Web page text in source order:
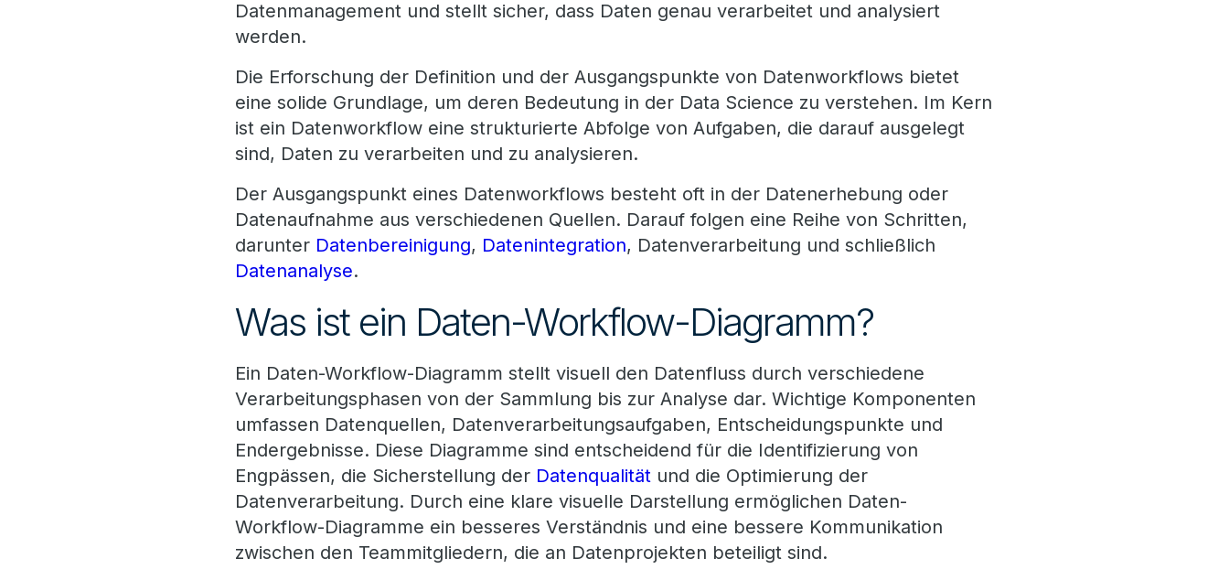
Datenmanagement und stellt sicher, dass Daten genau verarbeitet und analysiert
werden.
Die Erforschung der Definition und der Ausgangspunkte von Datenworkflows bietet
eine solide Grundlage, um deren Bedeutung in der Data Science zu verstehen. Im Kern
ist ein Datenworkflow eine strukturierte Abfolge von Aufgaben, die darauf ausgelegt
sind, Daten zu verarbeiten und zu analysieren.
Der Ausgangspunkt eines Datenworkflows besteht oft in der Datenerhebung oder
Datenaufnahme aus verschiedenen Quellen. Darauf folgen eine Reihe von Schritten,
darunter Datenbereinigung, Datenintegration, Datenverarbeitung und schließlich
Datenanalyse.
Was ist ein Daten-Workflow-Diagramm?
Ein Daten-Workflow-Diagramm stellt visuell den Datenfluss durch verschiedene
Verarbeitungsphasen von der Sammlung bis zur Analyse dar. Wichtige Komponenten
umfassen Datenquellen, Datenverarbeitungsaufgaben, Entscheidungspunkte und
Endergebnisse. Diese Diagramme sind entscheidend für die Identifizierung von
Engpässen, die Sicherstellung der Datenqualität und die Optimierung der
Datenverarbeitung. Durch eine klare visuelle Darstellung ermöglichen Daten-
Workflow-Diagramme ein besseres Verständnis und eine bessere Kommunikation
zwischen den Teammitgliedern, die an Datenprojekten beteiligt sind.